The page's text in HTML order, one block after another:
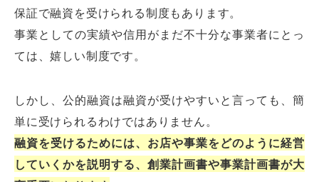
保証で融資を受けられる制度もあります。
事業としての実績や信用がまだ不十分な事業者にとっ
ては、嬉しい制度です。
しかし、公的融資は融資が受けやすいと言っても、簡
単に受けられるわけではありません。
融資を受けるためには、お店や事業をどのように経営
していくかを説明する、創業計画書や事業計画書が大